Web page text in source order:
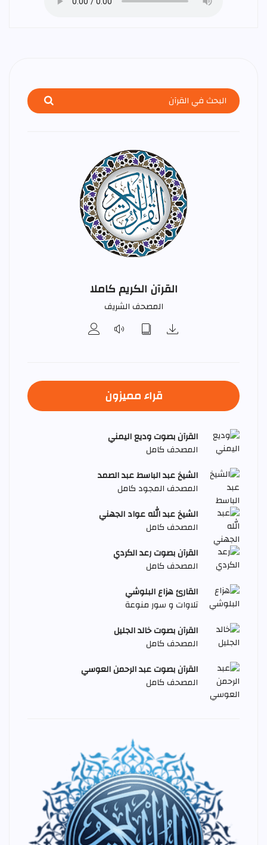
القرآن الكريم كاملا
المصحف الشريف
قراء مميزون
القرآن بصوت وديع اليمني
المصحف كامل
الشيخ عبد الباسط عبد الصمد
المصحف المجود كامل
الشيخ عبد الله عواد الجهني
المصحف كامل
القرآن بصوت رعد الكردي
المصحف كامل
القارئ هزاع البلوشي
تلاوات و سور منوعة
القرآن بصوت خالد الجليل
المصحف كامل
القرآن بصوت عبد الرحمن العوسي
المصحف كامل